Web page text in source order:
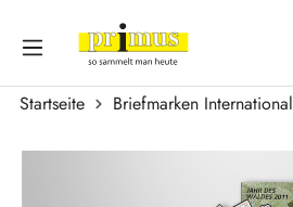
Zum Hauptinhalt springen
Startseite Briefmarken International
Bildergalerie überspringen